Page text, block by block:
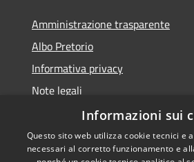
Amministrazione trasparente
Albo Pretorio
Informativa privacy
Note legali
Dichiarazione di accessibilità
Informazioni sui
Questo sito web utilizza cookie tecnici e
necessari al corretto funzionamento e